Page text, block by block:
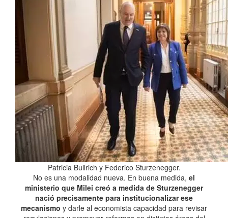
Patricia Bullrich y Federico Sturzenegger.
No es una modalidad nueva. En buena medida, el
ministerio que Milei creó a medida de Sturzenegger
nació precisamente para institucionalizar ese
mecanismo y darle al economista capacidad para revisar